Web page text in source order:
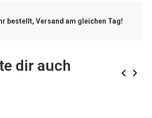
bestellt, Versand am gleichen Tag!
dir auch
‹ ›